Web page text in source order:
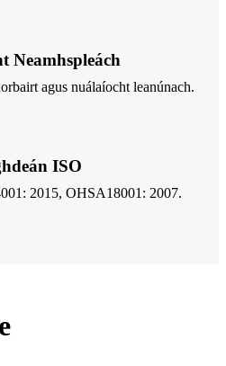
Neamhspleách
agus nuálaíocht leanúnach.
ISO
2015, OHSA18001: 2007.